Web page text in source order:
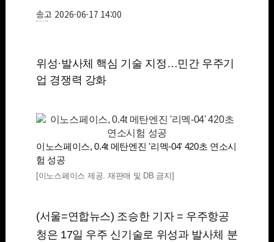
송고 2026-06-17 14:00
위성·발사체 핵심 기술 지정…민간 우주기
업 경쟁력 강화
이노스페이스, 0.4t 메탄엔진 '리멕-04' 420초 연소시
험 성공
[이노스페이스 제공. 재판매 및 DB 금지]
(서울=연합뉴스) 조승한 기자 = 우주항공
청은 17일 우주 신기술로 위성과 발사체 분